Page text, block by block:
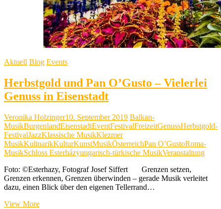
Aktuell Blog Events
Herbstgold und Pan O’Gusto – Vielerlei
Genuss in Eisenstadt
Veronika Holzinger10. September 2019 Balkan-
MusikBurgenlandEisenstadtEventFestivalFreizeitGenussHerbstgold-
FestivalJazzKlassische MusikKlezmer
MusikKulinarikKulturKunstMusikÖsterreichPan O’GustoRoma-
MusikSchloss Esterházyungarisch-türkische MusikVeranstaltung
Foto: ©Esterhazy, Fotograf Josef Siffert Grenzen setzen,
Grenzen erkennen, Grenzen überwinden – gerade Musik verleitet
dazu, einen Blick über den eigenen Tellerrand…
View MoreHerbstgold